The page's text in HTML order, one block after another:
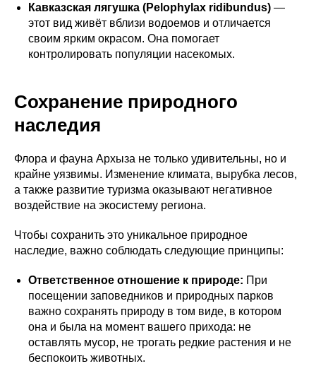
Кавказская лягушка (Pelophylax ridibundus) —
этот вид живёт вблизи водоемов и отличается
своим ярким окрасом. Она помогает
контролировать популяции насекомых.
Сохранение природного
наследия
Флора и фауна Архыза не только удивительны, но и
крайне уязвимы. Изменение климата, вырубка лесов,
а также развитие туризма оказывают негативное
воздействие на экосистему региона.
Чтобы сохранить это уникальное природное
наследие, важно соблюдать следующие принципы:
Ответственное отношение к природе: При
посещении заповедников и природных парков
важно сохранять природу в том виде, в котором
она и была на момент вашего прихода: не
оставлять мусор, не трогать редкие растения и не
беспокоить животных.